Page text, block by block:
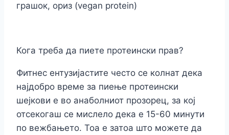
грашок, ориз (vegan protein)
Кога треба да пиете протеински прав?
Фитнес ентузијастите често се колнат дека
најдобро време за пиење протеински
шејкови е во анаболниот прозорец, за кој
отсекогаш се мислело дека е 15-60 минути
по вежбањето. Тоа е затоа што можете да